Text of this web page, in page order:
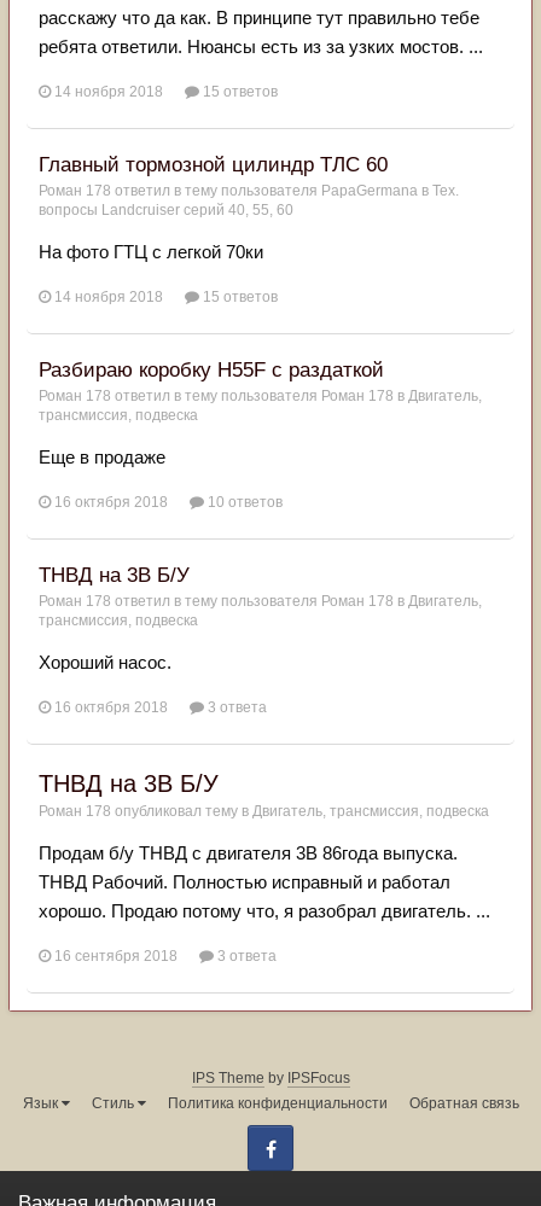
расскажу что да как. В принципе тут правильно тебе
ребята ответили. Нюансы есть из за узких мостов. ...
14 ноября 2018 15 ответов
Главный тормозной цилиндр ТЛС 60
Роман 178 ответил в тему пользователя PapaGermana в Тех.
вопросы Landcruiser серий 40, 55, 60
На фото ГТЦ с легкой 70ки
14 ноября 2018 15 ответов
Разбираю коробку Н55F с раздаткой
Роман 178 ответил в тему пользователя Роман 178 в Двигатель,
трансмиссия, подвеска
Еще в продаже
16 октября 2018 10 ответов
ТНВД на 3В Б/У
Роман 178 ответил в тему пользователя Роман 178 в Двигатель,
трансмиссия, подвеска
Хороший насос.
16 октября 2018 3 ответа
ТНВД на 3В Б/У
Роман 178 опубликовал тему в Двигатель, трансмиссия, подвеска
Продам б/у ТНВД с двигателя 3В 86года выпуска.
ТНВД Рабочий. Полностью исправный и работал
хорошо. Продаю потому что, я разобрал двигатель. ...
16 сентября 2018 3 ответа
IPS Theme by IPSFocus
Язык
Стиль Политика конфиденциальности Обратная связь
Администрация форума: